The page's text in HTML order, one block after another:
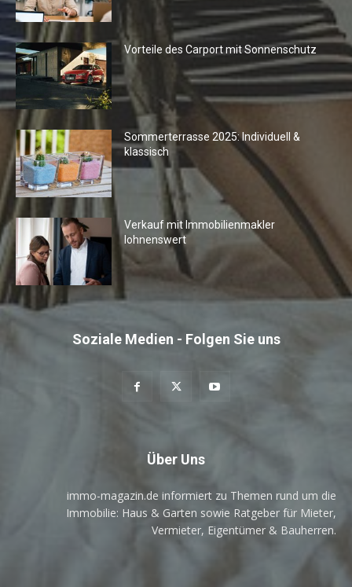
Vorteile des Carport mit Sonnenschutz
Sommerterrasse 2025: Individuell &
klassisch
Verkauf mit Immobilienmakler
lohnenswert
Soziale Medien - Folgen Sie uns
Über Uns
immo-magazin.de informiert zu Themen rund um die
Immobilie: Haus & Garten sowie Ratgeber für Mieter,
Vermieter, Eigentümer & Bauherren.